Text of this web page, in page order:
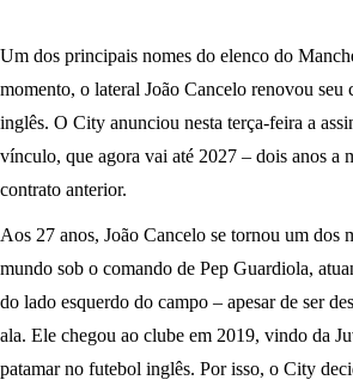
Um dos principais nomes do elenco do
momento, o lateral João Cancelo renovou seu
inglês. O City anunciou nesta terça-feira a
vínculo, que agora vai até 2027 – dois anos a
contrato anterior.
Aos 27 anos, João Cancelo se tornou um dos
mundo sob o comando de Pep Guardiola,
do lado esquerdo do campo – apesar de ser
ala. Ele chegou ao clube em 2019, vindo da
patamar no futebol inglês. Por isso, o City